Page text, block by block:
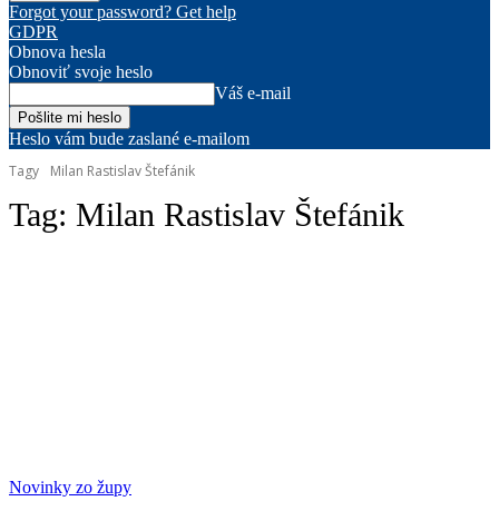
Forgot your password? Get help
GDPR
Obnova hesla
Obnoviť svoje heslo
Váš e-mail
Heslo vám bude zaslané e-mailom
Tagy
Milan Rastislav Štefánik
Tag: Milan Rastislav Štefánik
Novinky zo župy